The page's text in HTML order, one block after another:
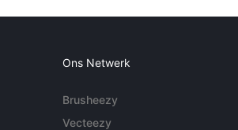
Ons Netwerk
Brusheezy
Vecteezy